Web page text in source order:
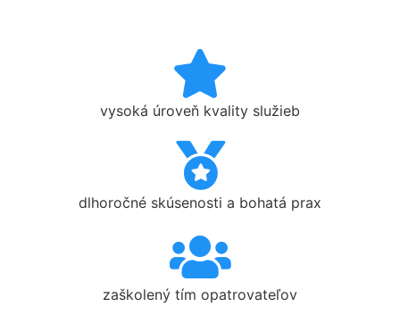
vysoká úroveň kvality služieb
dlhoročné skúsenosti a bohatá prax
zaškolený tím opatrovateľov